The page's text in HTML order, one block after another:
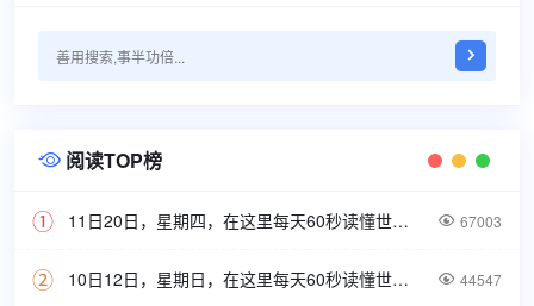
 阅读TOP榜
11日20日，星期四，在这里每天60秒读懂世界！  67003
10日12日，星期日，在这里每天60秒读懂世界！  44547